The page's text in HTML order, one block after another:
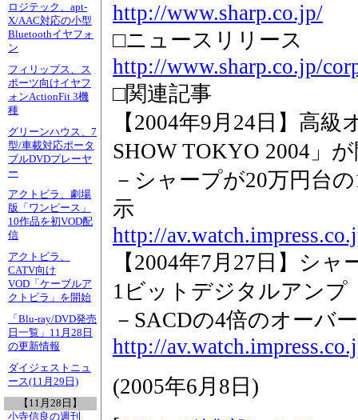
ロジテック、apt-
X/AAC対応の小型
Bluetoothイヤフォ
ン
フィリップス、ス
ポーツ向けイヤフ
ォンActionFit 3機
種
グリーンハウス、7
型/車載対応ポータ
ブルDVDプレーヤ
ー
アクトビラ、劇場
版「ワンピース」
10作品を初VOD配
信
アクトビラ、
CATV向け
VOD「ケーブルア
クトビラ」を開始
「Blu-ray/DVD発売
日一覧」11月28日
の更新情報
ダイジェストニュ
ース(11月29日)
【11月28日】
小寺信良の週刊
http://www.sharp.co.jp/
□ニュースリリース
http://www.sharp.co.jp/
□関連記事
【2004年9月24日】高
SHOW TOKYO 2004」
－シャープが20万円台
示
http://
【2004年7月27日】シ
1ビットデジタルアンプ
－SACDの4倍のオーバ
http://
(2005年6月8日 )